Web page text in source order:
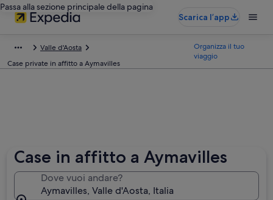
Passa alla sezione principale della pagina
Scarica l’app
Valle d'Aosta
Case private in affitto a Aymavilles
Organizza il tuo
viaggio
Case in affitto a Aymavilles
Dove vuoi andare?
Aymavilles, Valle d'Aosta, Italia